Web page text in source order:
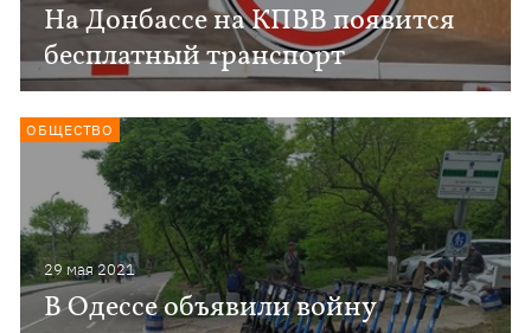
На Донбассе на КПВВ появится
бесплатный транспорт
29 мая 2021
В Одессе объявили войну
ОБЩЕСТВО